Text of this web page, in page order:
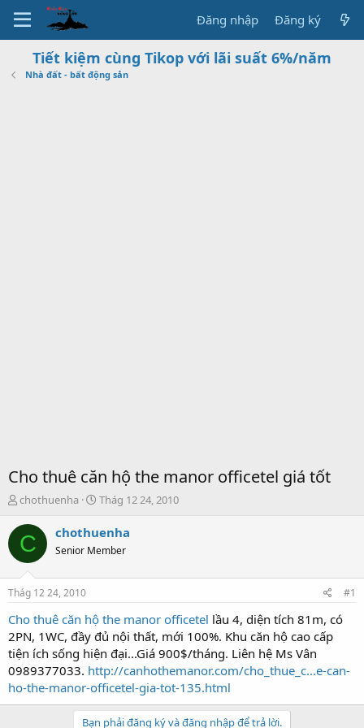
Đăng nhập Đăng ký
Tiết kiệm cùng Tikop với lãi suất 6%/năm
Nhà đất - bất động sản
Cho thuê căn hộ the manor officetel giá tốt
T
r
e
a
s
t
a
r
t
e
r
chothuenha
S
a
t
e
Thág 12 24, 2010
C chothuenha
Senior Member
Thág 12 24, 2010 #1
Cho thuê căn hộ the manor officetel lầu 4, diện tích 81m, có
2PN, 1WC, đầy đủ nội thất, mới 100%. Khu căn hộ cao cấp
tiện ích sống hiện đại...Giá 900$/tháng. Liên hệ Ms Vân
0989377033. http://canhothemanor.com/cho_thue_c...e-can-
ho-the-manor-officetel-gia-tot-135.html
Bạn phải đăng ký và đăng nhập để trả lời.